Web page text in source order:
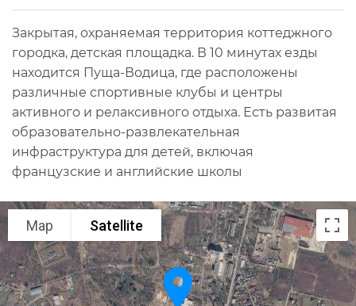
Закрытая, охраняемая территория коттеджного
городка, детская площадка. В 10 минутах езды
находится Пуща-Водица, где расположены
различные спортивные клубы и центры
активного и релаксивного отдыха. Есть развитая
образовательно-развлекательная
инфраструктура для детей, включая
французские и английские школы
Map Satellite